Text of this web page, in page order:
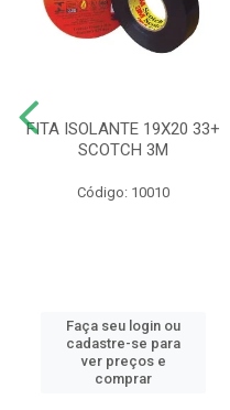
FITA ISOLANTE 19X20 33+
SCOTCH 3M
Código: 10010
Faça seu login ou
cadastre-se para
ver preços e
comprar